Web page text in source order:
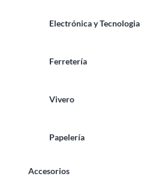
Electrónica y Tecnologia
Ferretería
Vivero
Papelería
Accesorios